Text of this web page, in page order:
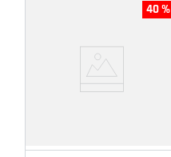
40 %